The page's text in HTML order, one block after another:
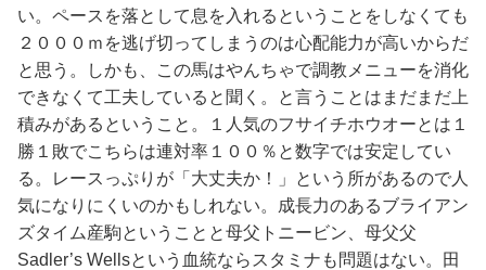
い。ペースを落として息を入れるということをしなくても
２０００ｍを逃げ切ってしまうのは心配能力が高いからだ
と思う。しかも、この馬はやんちゃで調教メニューを消化
できなくて工夫していると聞く。と言うことはまだまだ上
積みがあるということ。１人気のフサイチホウオーとは１
勝１敗でこちらは連対率１００％と数字では安定してい
る。レースっぷりが「大丈夫か！」という所があるので人
気になりにくいのかもしれない。成長力のあるブライアン
ズタイム産駒ということと母父トニービン、母父父
Sadler’s Wellsという血統ならスタミナも問題はない。田